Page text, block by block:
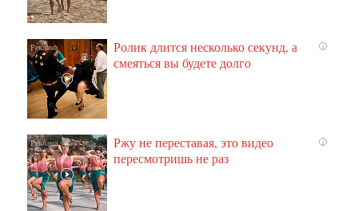
i
Ролик длится несколько секунд, а
смеяться вы будете долго
i
Ржу не переставая, это видео
пересмотришь не раз